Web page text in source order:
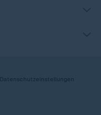
Datenschutzeinstellungen